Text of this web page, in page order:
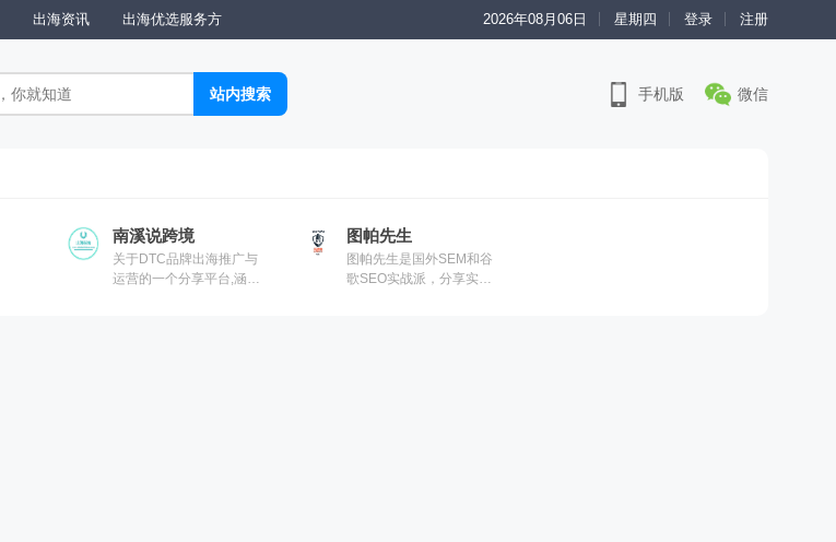
出海资讯 出海优选服务方 2026年08月06日 星期四 登录 注册
手机版 微信
南溪说跨境
关于DTC品牌出海推广与
运营的一个分享平台,涵盖
图帕先生
图帕先生是国外SEM和谷
歌SEO实战派，分享实操